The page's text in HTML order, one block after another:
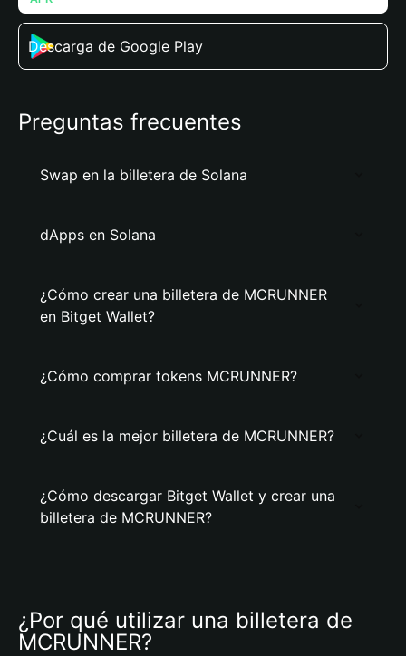
Descarga de Google Play
Preguntas frecuentes
Swap en la billetera de Solana
dApps en Solana
¿Cómo crear una billetera de MCRUNNER
en Bitget Wallet?
¿Cómo comprar tokens MCRUNNER?
¿Cuál es la mejor billetera de MCRUNNER?
¿Cómo descargar Bitget Wallet y crear una
billetera de MCRUNNER?
¿Por qué utilizar una billetera de
MCRUNNER?